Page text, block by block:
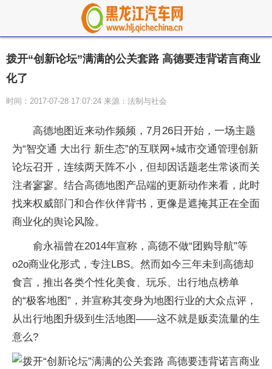
拨开“创新论坛”满满的公关套路 高德要违背诺言商业
化了
时间：2017-07-28 17:07:24 来源：法制与社会
高德地图近来动作频频，7月26日开始，一场主题
为“智交通 大出行 新生态”的互联网+城市交通管理创新
论坛召开，连续两天阵不小，但却因话题老生常谈而关
注者寥寥。结合高德地图产品端的更新动作来看，此时
找来权威部门和合作伙伴背书，更像是遮掩其正在全面
商业化的舆论风险。
俞永福曾在2014年宣称，高德不做“团购导航”等
o2o商业化形式，专注LBS。然而如今三年未到高德却
食言，推出各类个性化美食、玩乐、出行地点榜单
的“极客地图”，并宣称其变身为地图行业的大众点评，
从出行地图升级到生活地图——这不就是贩卖流量的生
意么?